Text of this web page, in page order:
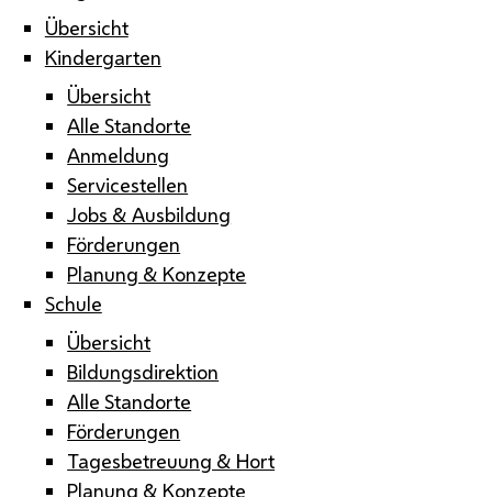
Übersicht
Kindergarten
Übersicht
Alle Standorte
Anmeldung
Servicestellen
Jobs & Ausbildung
Förderungen
Planung & Konzepte
Schule
Übersicht
Bildungsdirektion
Alle Standorte
Förderungen
Tagesbetreuung & Hort
Planung & Konzepte